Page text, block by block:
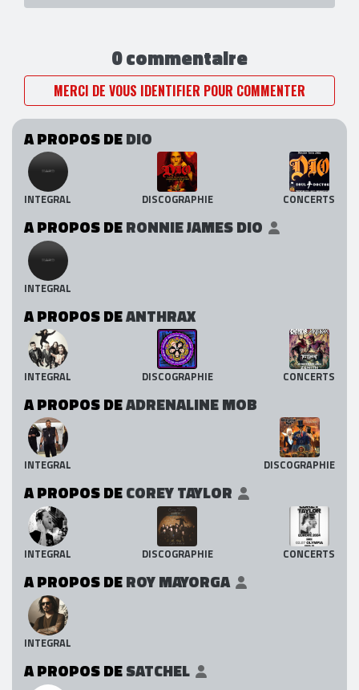
0 commentaire
MERCI DE VOUS IDENTIFIER POUR COMMENTER
A PROPOS DEDIO
INTEGRAL DISCOGRAPHIE CONCERTS
A PROPOS DERONNIE JAMES DIO
INTEGRAL
A PROPOS DEANTHRAX
INTEGRAL DISCOGRAPHIE CONCERTS
A PROPOS DEADRENALINE MOB
INTEGRAL DISCOGRAPHIE
A PROPOS DECOREY TAYLOR
INTEGRAL DISCOGRAPHIE CONCERTS
A PROPOS DEROY MAYORGA
INTEGRAL
A PROPOS DESATCHEL